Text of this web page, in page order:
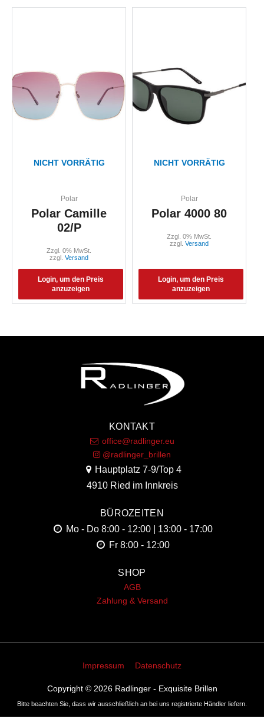
NICHT VORRÄTIG
Polar
Polar Camille
02/P
Login, um den Preis
anzuzeigen
Zzgl. 0% MwSt.
zzgl. Versand
NICHT VORRÄTIG
Polar
Polar 4000 80
Login, um den Preis
anzuzeigen
Zzgl. 0% MwSt.
zzgl. Versand
KONTAKT
office@radlinger.eu
@radlinger_brillen
Hauptplatz 7-9/Top 4
4910 Ried im Innkreis
BÜROZEITEN
Mo - Do 8:00 - 12:00 | 13:00 - 17:00
Fr 8:00 - 12:00
SHOP
AGB
Zahlung & Versand
Impressum Datenschutz
Copyright © 2026 Radlinger - Exquisite Brillen
Bitte beachten Sie, dass wir ausschließlich an bei uns registrierte Händler liefern.